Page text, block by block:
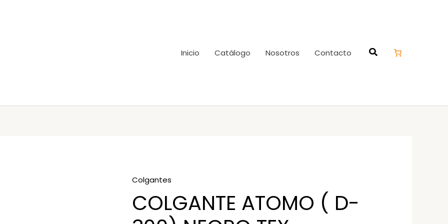
Inicio
Catálogo Nosotros Contacto
Colgantes
COLGANTE ATOMO ( D-